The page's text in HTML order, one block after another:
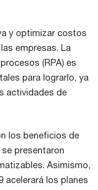
y optimizar costos
empresas. La
(RPA) es
para lograrlo, ya
actividades de
los beneficios de
presentaron
Asimismo,
acelerará los planes